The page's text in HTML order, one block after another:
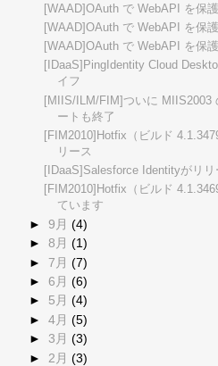
[WAAD]OAuth で WebAPI を保
[WAAD]OAuth で WebAPI を保
[WAAD]OAuth で WebAPI を保
[IDaaS]PingIdentity Cloud
イフ
[MIIS/ILM/FIM]ついに MIIS2003
ートも終了
[FIM2010]Hotfix（ビルド
リース
[IDaaS]Salesforce Identityがリリ
[FIM2010]Hotfix（ビルド
ています
►9月(4)
►8月(1)
►7月(7)
►6月(6)
► 5月(4)
►4月(5)
► 3月(3)
► 2月(3)